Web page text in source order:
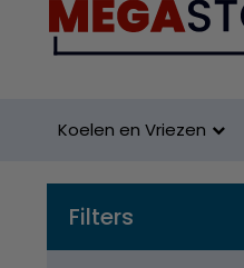
Koelen en Vriezen
Filters